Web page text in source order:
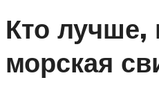
Кто лучше,
морская